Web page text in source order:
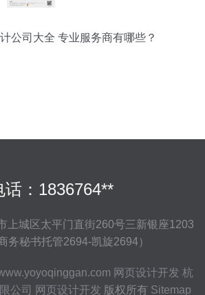
公司大全 专业服务商有哪些？
话：1836764**
上城区太平门直街260号三新银座1203
务秘书托管2694-凯旋2694）
网页设计开发 杭
公司
网页设计开发 版权所有 Sitemap